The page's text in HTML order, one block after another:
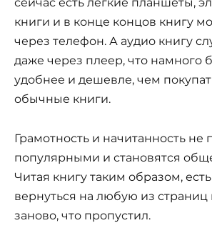
сейчас есть легкие планшеты,
книги и в конце концов книгу
через телефон. А аудио книгу
даже через плеер, что намного
удобнее и дешевле, чем
обычные книги.
Грамотность и начитанность не
популярными и становятся
Читая книгу таким образом,
вернуться на любую из страниц
заново, что пропустил.